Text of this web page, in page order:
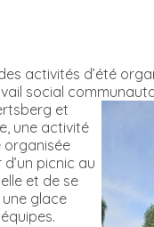
activités d’été
social
et
une activité
organisée
picnic au
et de se
glace